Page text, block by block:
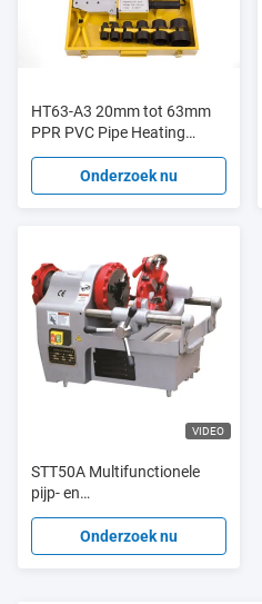
HT63-A3 20mm tot 63mm
PPR PVC Pipe Heating
Machine, 700-1500W Butt
Fusion Welder
Onderzoek nu
VIDEO
STT50A Multifunctionele
pijp- en
boutdraadsnijmachine tot 2"
en M33Onderzoek nu